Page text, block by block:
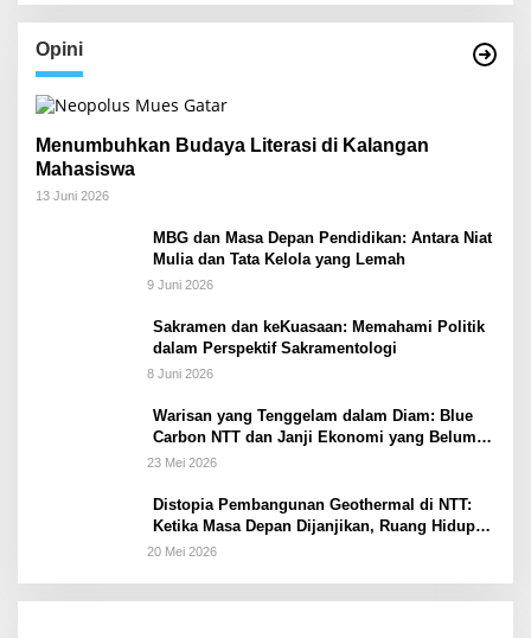
Opini
Menumbuhkan Budaya Literasi di Kalangan
Mahasiswa
13 Juni 2026
MBG dan Masa Depan Pendidikan: Antara Niat
Mulia dan Tata Kelola yang Lemah
9 Juni 2026
Sakramen dan keKuasaan: Memahami Politik
dalam Perspektif Sakramentologi
8 Juni 2026
Warisan yang Tenggelam dalam Diam: Blue
Carbon NTT dan Janji Ekonomi yang Belum
Ditunaikan
23 Mei 2026
Distopia Pembangunan Geothermal di NTT:
Ketika Masa Depan Dijanjikan, Ruang Hidup
Dipertaruhkan
20 Mei 2026